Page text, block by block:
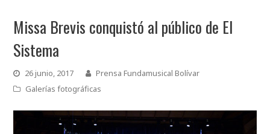
Missa Brevis conquistó al público de El
Sistema
26 junio, 2017
Prensa Fundamusical Bolívar
Galerías fotográficas